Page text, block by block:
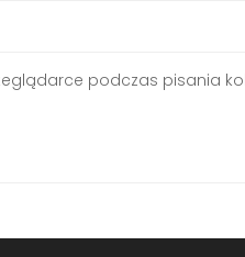
podczas pisania